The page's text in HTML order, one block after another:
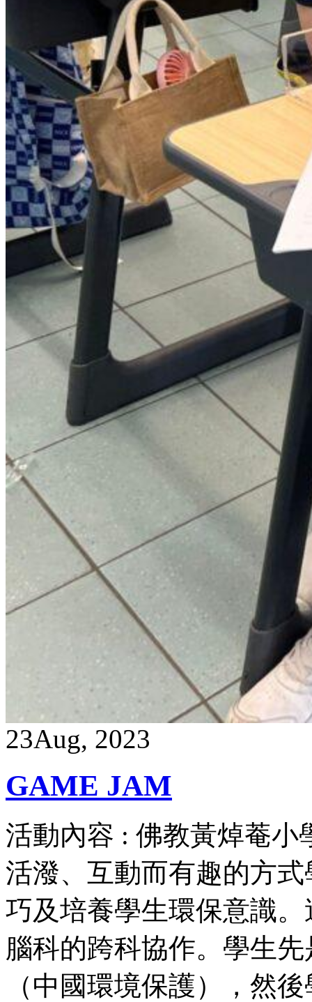
23Aug, 2023
GAME JAM
活動內容 : 佛教黃焯菴小
活潑、互動而有趣的方
巧及培養學生環保意識
腦科的跨科協作。學生
（中國環境保護），然